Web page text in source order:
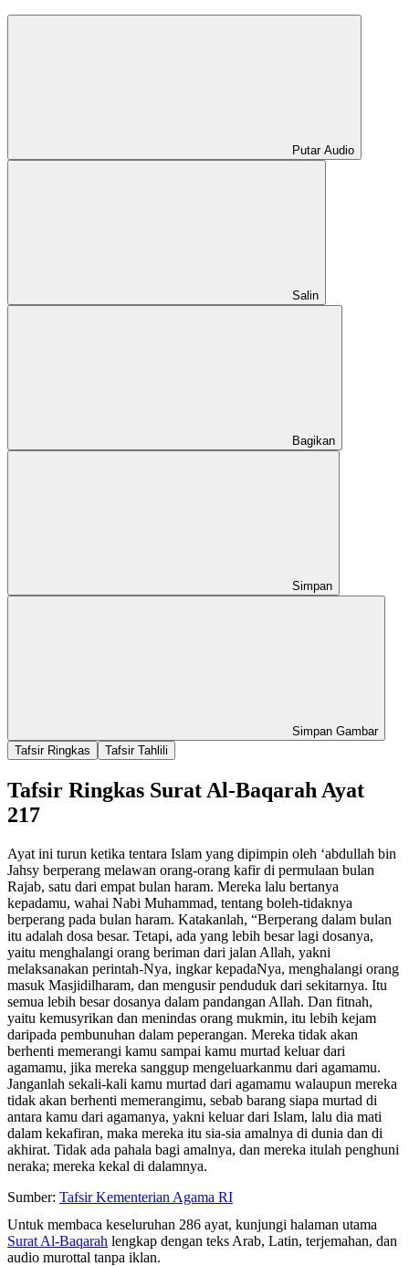
Putar Audio
Salin
Bagikan
Simpan
Simpan Gambar
Tafsir Ringkas
Tafsir Tahlili
Tafsir Ringkas Surat Al-Baqarah Ayat
217
Ayat ini turun ketika tentara Islam yang dipimpin oleh ‘abdullah bin
Jahsy berperang melawan orang-orang kafir di permulaan bulan
Rajab, satu dari empat bulan haram. Mereka lalu bertanya
kepadamu, wahai Nabi Muhammad, tentang boleh-tidaknya
berperang pada bulan haram. Katakanlah, “Berperang dalam bulan
itu adalah dosa besar. Tetapi, ada yang lebih besar lagi dosanya,
yaitu menghalangi orang beriman dari jalan Allah, yakni
melaksanakan perintah-Nya, ingkar kepadaNya, menghalangi orang
masuk Masjidilharam, dan mengusir penduduk dari sekitarnya. Itu
semua lebih besar dosanya dalam pandangan Allah. Dan fitnah,
yaitu kemusyrikan dan menindas orang mukmin, itu lebih kejam
daripada pembunuhan dalam peperangan. Mereka tidak akan
berhenti memerangi kamu sampai kamu murtad keluar dari
agamamu, jika mereka sanggup mengeluarkanmu dari agamamu.
Janganlah sekali-kali kamu murtad dari agamamu walaupun mereka
tidak akan berhenti memerangimu, sebab barang siapa murtad di
antara kamu dari agamanya, yakni keluar dari Islam, lalu dia mati
dalam kekafiran, maka mereka itu sia-sia amalnya di dunia dan di
akhirat. Tidak ada pahala bagi amalnya, dan mereka itulah penghuni
neraka; mereka kekal di dalamnya.
Sumber: Tafsir Kementerian Agama RI
Untuk membaca keseluruhan 286 ayat, kunjungi halaman utama
Surat Al-Baqarah lengkap dengan teks Arab, Latin, terjemahan, dan
audio murottal tanpa iklan.